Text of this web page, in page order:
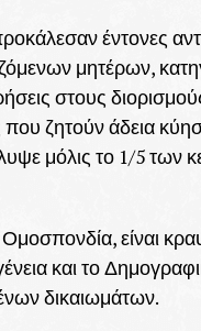
έντονες
μητέρων,
στους
που ζητούν άδεια
μόλις το 1/5 των
είναι
και το
δικαιωμάτων.